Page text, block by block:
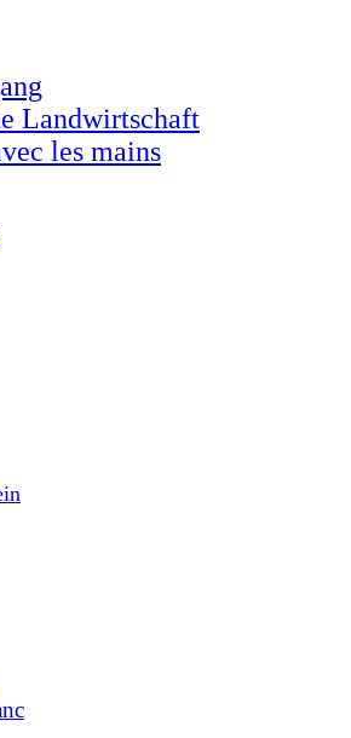
Landwirtschaft
les mains